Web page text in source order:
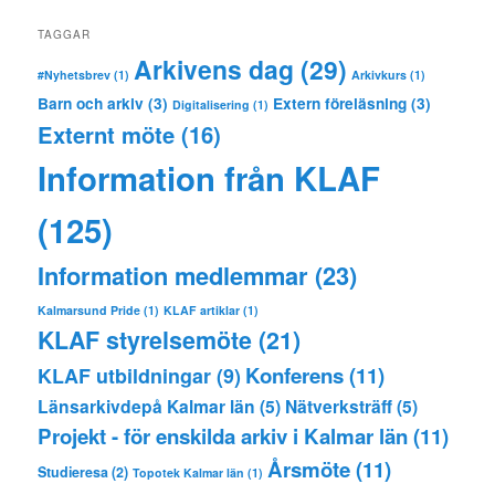
TAGGAR
#Nyhetsbrev (1) Arkivens dag (29) Arkivkurs (1)
Barn och arkiv (3) Digitalisering (1) Extern föreläsning (3)
Externt möte (16)
Information från KLAF
(125)
Information medlemmar (23)
Kalmarsund Pride (1) KLAF artiklar (1)
KLAF styrelsemöte(21)
KLAF utbildningar(9) Konferens(11)
Länsarkivdepå Kalmar län (5) Nätverksträff(5)
Projekt - för enskilda arkiv i Kalmar län(11)
Studieresa(2) Topotek Kalmar län (1) Årsmöte(11)